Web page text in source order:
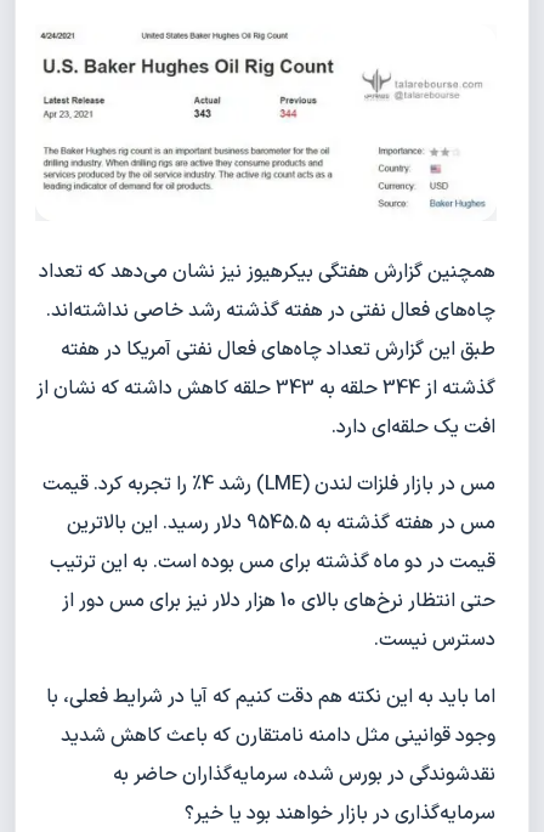
همچنین گزارش هفتگی بیکرهیوز نیز نشان می‌دهد که تعداد
چا‌ه‌های فعال نفتی در هفته گذشته رشد خاصی نداشته‌اند.
طبق این گزارش تعداد چاه‌های فعال نفتی آمریکا در هفته
گذشته از 344 حلقه به 343 حلقه کاهش داشته که نشان از
افت یک حلقه‌ای دارد.
مس در بازار فلزات لندن (LME) رشد 4% را تجربه کرد. قیمت
مس در هفته گذشته به 9545.5 دلار رسید. این بالاترین
قیمت در دو ماه گذشته برای مس بوده است. به این ترتیب
حتی انتظار نرخ‌های بالای 10 هزار دلار نیز برای مس دور از
دسترس نیست.
اما باید به این نکته هم دقت کنیم که آیا در شرایط فعلی، با
وجود قوانینی مثل دامنه نامتقارن که باعث کاهش شدید
نقدشوندگی در بورس شده، سرمایه‌گذاران حاضر به
سرمایه‌گذاری در بازار خواهند بود یا خیر؟